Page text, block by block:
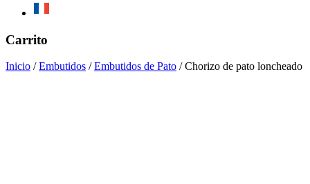
Mobile
Menu
Carrito
Inicio / Embutidos / Embutidos de Pato /Chorizo de pato loncheado